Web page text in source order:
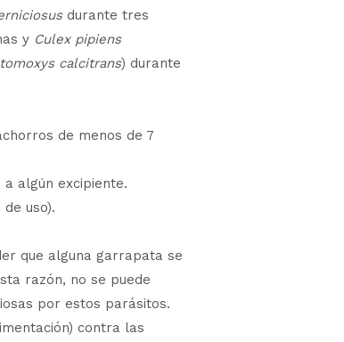
durante tres
y Culex pipiens
calcitrans) durante
de menos de 7
algún excipiente.
uso).
que alguna garrapata se
razón, no se puede
por estos parásitos.
contra las